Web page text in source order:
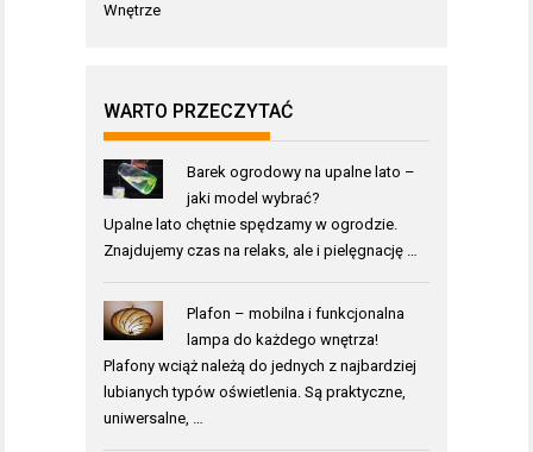
Wnętrze
WARTO PRZECZYTAĆ
Barek ogrodowy na upalne lato –
jaki model wybrać?
Upalne lato chętnie spędzamy w ogrodzie.
Znajdujemy czas na relaks, ale i pielęgnację …
Plafon – mobilna i funkcjonalna
lampa do każdego wnętrza!
Plafony wciąż należą do jednych z najbardziej
lubianych typów oświetlenia. Są praktyczne,
uniwersalne, …